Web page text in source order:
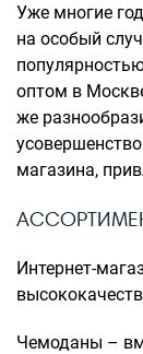
Уже многие
на особый
оптом в
же
магазина,
Интернет-
Чемоданы –